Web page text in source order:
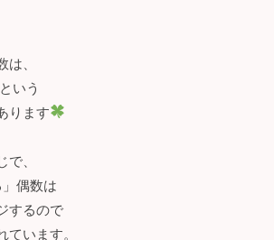
、
いう
ります
で、
偶数は
するので
ています。